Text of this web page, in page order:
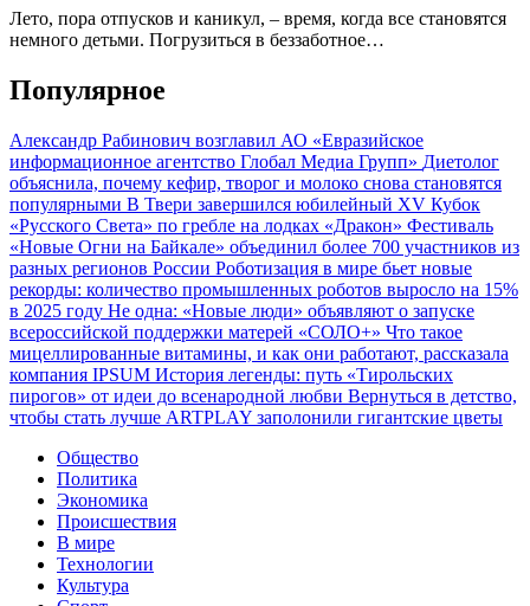
Лето, пора отпусков и каникул, – время, когда все становятся
немного детьми. Погрузиться в беззаботное…
Популярное
Александр Рабинович возглавил АО «Евразийское
информационное агентство Глобал Медиа Групп» Диетолог
объяснила, почему кефир, творог и молоко снова становятся
популярными В Твери завершился юбилейный XV Кубок
«Русского Света» по гребле на лодках «Дракон» Фестиваль
«Новые Огни на Байкале» объединил более 700 участников из
разных регионов России Роботизация в мире бьет новые
рекорды: количество промышленных роботов выросло на 15%
в 2025 году Не одна: «Новые люди» объявляют о запуске
всероссийской поддержки матерей «СОЛО+» Что такое
мицеллированные витамины, и как они работают, рассказала
компания IPSUM История легенды: путь «Тирольских
пирогов» от идеи до всенародной любви Вернуться в детство,
чтобы стать лучше ARTPLAY заполонили гигантские цветы
Общество
Политика
Экономика
Происшествия
В мире
Технологии
Культура